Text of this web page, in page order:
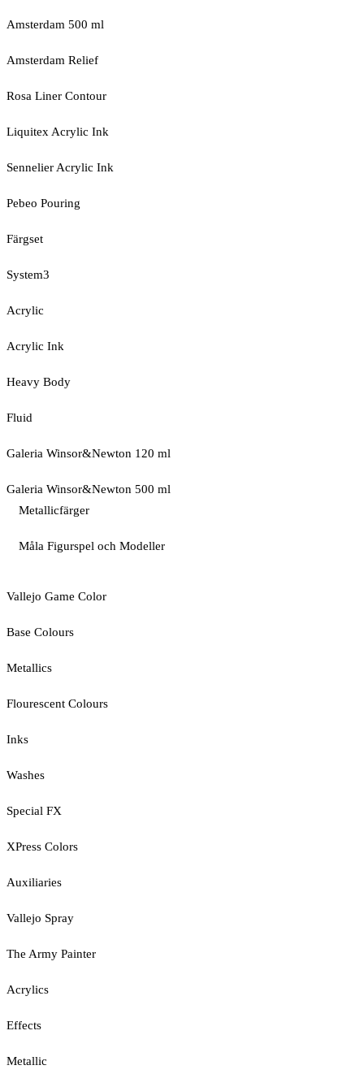
Amsterdam 500 ml
Amsterdam Relief
Rosa Liner Contour
Liquitex Acrylic Ink
Sennelier Acrylic Ink
Pebeo Pouring
Färgset
System3
Acrylic
Acrylic Ink
Heavy Body
Fluid
Galeria Winsor&Newton 120 ml
Galeria Winsor&Newton 500 ml
Metallicfärger
Måla Figurspel och Modeller
Vallejo Game Color
Base Colours
Metallics
Flourescent Colours
Inks
Washes
Special FX
XPress Colors
Auxiliaries
Vallejo Spray
The Army Painter
Acrylics
Effects
Metallic